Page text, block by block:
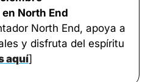
North End
North End, apoya a
y disfruta del espíritu
aquí]